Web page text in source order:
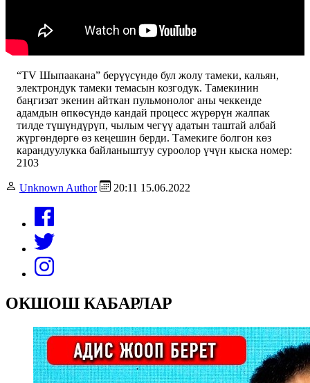
“TV Шыпаакана” берүүсүндө бул жолу тамеки, кальян,
электрондук тамеки темасын козгодук. Тамекинин
баңгизат экенин айткан пульмонолог аны чеккенде
адамдын өпкөсүндө кандай процесс жүрөрүн жалпак
тилде түшүндүрүп, чылым чегүү адатын таштай албай
жүргөндөргө өз кеңешин берди. Тамекиге болгон көз
карандуулукка байланыштуу суроолор үчүн кыска номер:
2103
Unknown Author 20:11 15.06.2022
ОКШОШ КАБАРЛАР